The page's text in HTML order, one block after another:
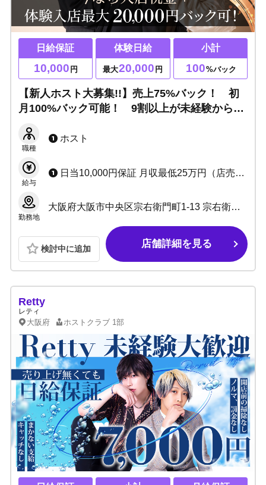
日給保証
10,000 円
体験日給
最大20,000 円
小計
100%バック
【新人ホスト大募集!!】売上75%バック！ 初
月100%バック可能！ 9割以上が未経験からの
職種
ホスト
給与
日当10,000円保証 月収最低25万円（店売上上がればUP） ＋歩合50%～+α
勤務地
大阪府大阪市中央区宗右衛門町1-13 宗右衛門町クリスタルビル8F
検討中に追加 店舗詳細を見る
Retty
レティ
大阪府 ホストクラブ 1部